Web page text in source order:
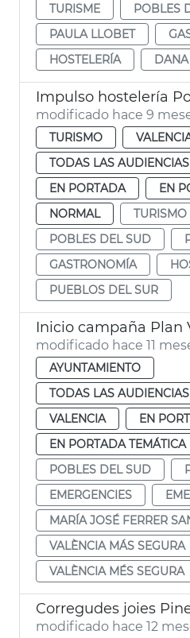
TURISME
POBLES
PAULA LLOBET
HOSTELERÍA
DANA
Impulso hostelería
modificado hace 9
TURISMO
TODAS LAS AUDIENCIAS
EN PORTADA
EN
NORMAL
TURISMO
POBLES DEL SUD
GASTRONOMÍA
PUEBLOS DEL SUR
modificado hace 11
AYUNTAMIENTO
TODAS LAS AUDIENCIAS
VALENCIA
EN
EN PORTADA TEMÁTICA
POBLES DEL SUD
EMERGENCIES
MARÍA JOSÉ FERRER
VALÈNCIA MÁS SEGURA
VALÈNCIA MÉS SEGURA
Corregudes joies
modificado hace 12